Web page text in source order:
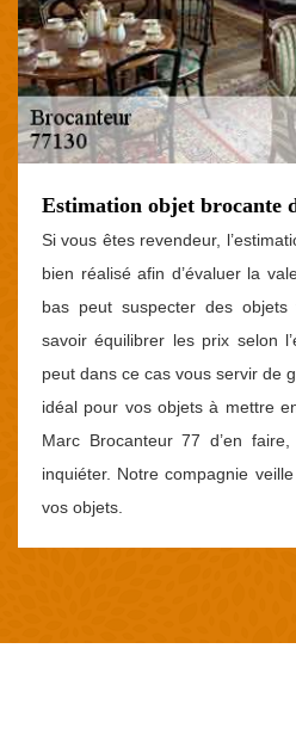
Estimation objet brocante
Si vous êtes revendeur,
bien réalisé afin d’évaluer la
bas peut suspecter des
savoir équilibrer les prix selon
peut dans ce cas vous servir de
idéal pour vos objets à mettre
Marc Brocanteur 77 d’en
inquiéter. Notre compagnie
vos objets.